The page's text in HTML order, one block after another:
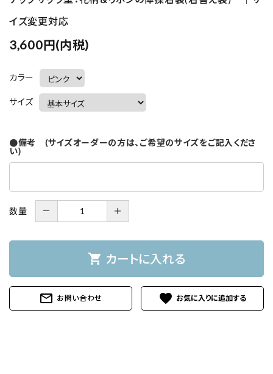
イズ変更対応
3,600円(内税)
カラー
サイズ
●備考 (サイズオーダーの方は、ご希望のサイズをご記入くださ
い)
数量 － ＋
shopping_cart カートに入れる
mail_outline お問い合わせ favorite